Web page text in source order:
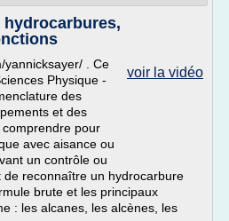
hydrocarbures,
voir la vidéo
yannicksayer/ . Ce
Physique -
des
et des
pour
avec aisance ou
un contrôle ou
de reconnaître un hydrocarbure
brute et les principaux
: les alcanes, les alcènes, les